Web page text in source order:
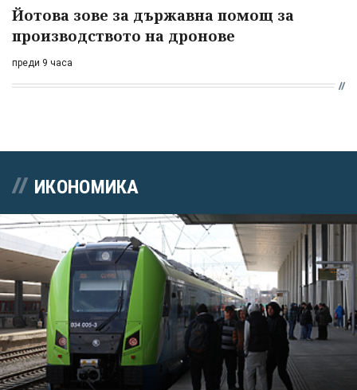
Йотова зове за държавна помощ за
производството на дронове
преди 9 часа
ИКОНОМИКА